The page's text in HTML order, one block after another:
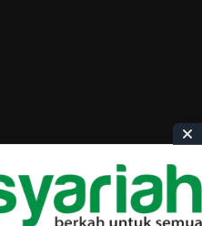
. All Rights Reserved.